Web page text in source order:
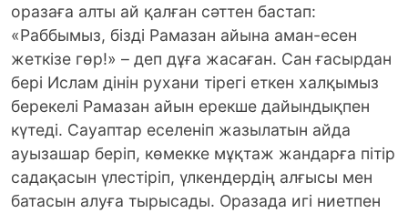
оразаға алты ай қалған сәттен бастап:
«Раббымыз, бізді Рамазан айына аман-есен
жеткізе гөр!» – деп дұға жасаған. Сан ғасырдан
бері Ислам дінін рухани тірегі еткен халқымыз
берекелі Рамазан айын ерекше дайындықпен
күтеді. Сауаптар еселеніп жазылатын айда
ауызашар беріп, көмекке мұқтаж жандарға пітір
садақасын үлестіріп, үлкендердің алғысы мен
батасын алуға тырысады. Оразада игі ниетпен